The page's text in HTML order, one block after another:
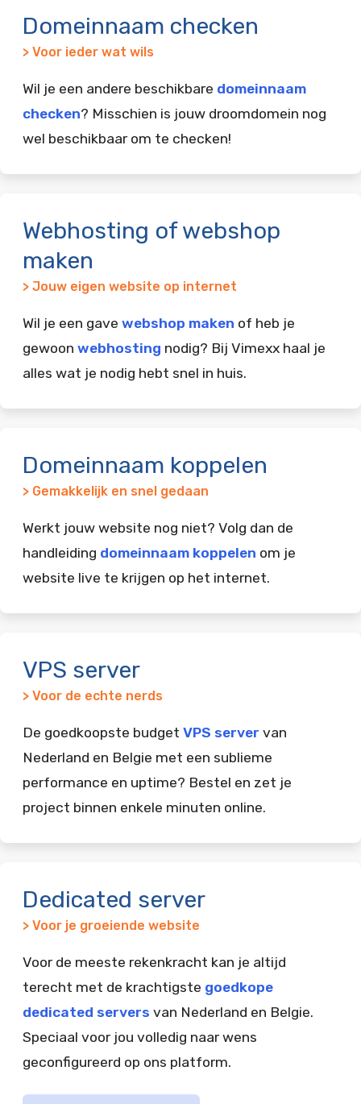
Domeinnaam checken
> Voor ieder wat wils
Wil je een andere beschikbare domeinnaam
checken? Misschien is jouw droomdomein nog
wel beschikbaar om te checken!
Webhosting of webshop
maken
> Jouw eigen website op internet
Wil je een gave webshop maken of heb je
gewoon webhosting nodig? Bij Vimexx haal je
alles wat je nodig hebt snel in huis.
Domeinnaam koppelen
> Gemakkelijk en snel gedaan
Werkt jouw website nog niet? Volg dan de
handleiding domeinnaam koppelen om je
website live te krijgen op het internet.
VPS server
> Voor de echte nerds
De goedkoopste budget VPS server van
Nederland en Belgie met een sublieme
performance en uptime? Bestel en zet je
project binnen enkele minuten online.
Dedicated server
> Voor je groeiende website
Voor de meeste rekenkracht kan je altijd
terecht met de krachtigste goedkope
dedicated servers van Nederland en Belgie.
Speciaal voor jou volledig naar wens
geconfigureerd op ons platform.